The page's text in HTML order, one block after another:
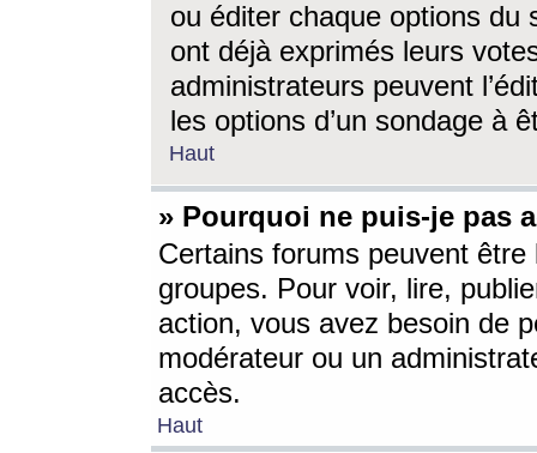
ou éditer chaque options du
ont déjà exprimés leurs
administrateurs peuvent
les options d’un sondage à
Haut
» Pourquoi ne puis-je pas
Certains forums peuvent être
groupes. Pour voir, lire,
action, vous avez besoin de
modérateur ou un
accès.
Haut